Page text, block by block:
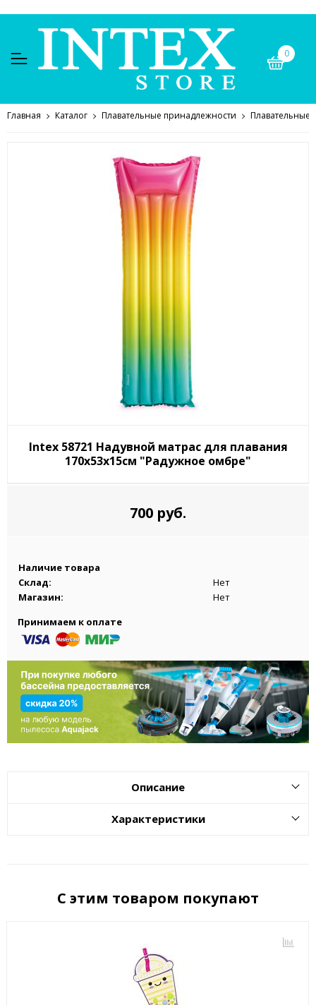
0
Главная Каталог Плавательные принадлежности Плавательные
Intex 58721 Надувной матрас для плавания
170х53х15см "Радужное омбре"
700 руб.
Наличие товара
Склад:
Нет
Магазин:
Нет
Принимаем к оплате
Описание
Характеристики
С этим товаром покупают